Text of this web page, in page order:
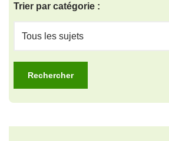
Trier par catégorie :